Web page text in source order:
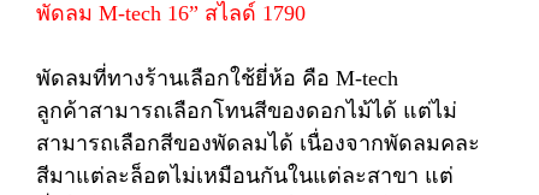
พัดลม M-tech 16” สไลด์ 1790
พัดลมที่ทางร้านเลือกใช้ยี่ห้อ คือ M-tech
ลูกค้าสามารถเลือกโทนสีของดอกไม้ได้ แต่ไม่
สามารถเลือกสีของพัดลมได้ เนื่องจากพัดลมคละ
สีมาแต่ละล็อตไม่เหมือนกันในแต่ละสาขา แต่